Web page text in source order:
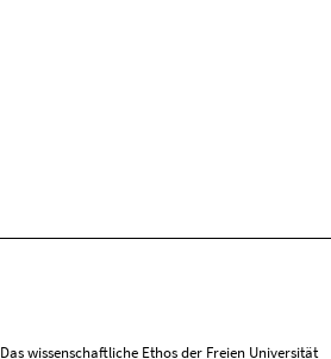
Das wissenschaftliche Ethos der Freien Universität